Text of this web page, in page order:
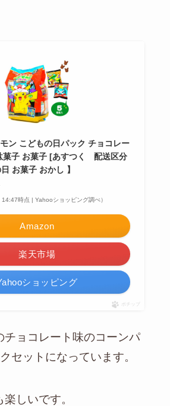
ン こどもの日パック チョコレー
菓子 お菓子 [あすつく 配送区分
お菓子 おかし 】
14:47時点 | Yahooショッピング調べ）
Amazon
楽天市場
ショッピング
ポチップ
チョコレート味のコーンパ
セットになっています。
しいです。